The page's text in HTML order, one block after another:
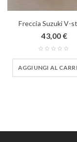
Freccia Suzuki V-
43,00 €
AGGIUNGI AL